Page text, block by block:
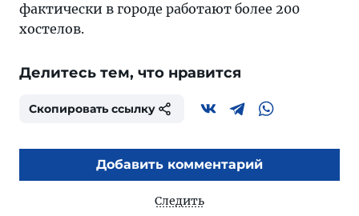
фактически в городе работают более 200
хостелов.
Делитесь тем, что нравится
Скопировать ссылку
Добавить комментарий
Следить